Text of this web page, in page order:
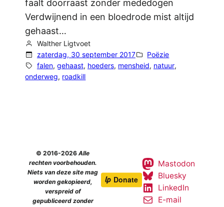
faalt doorraast zonder mededogen
Verdwijnend in een bloedrode mist altijd
gehaast…
Walther Ligtvoet
zaterdag, 30 september 2017
Poëzie
falen, gehaast, hoeders, mensheid, natuur,
onderweg, roadkill
© 2016-2026Alle
rechten voorbehouden.
Niets van deze site mag
worden gekopieerd,
verspreid of
gepubliceerd zonder
Mastodon
Bluesky
LinkedIn
E-mail